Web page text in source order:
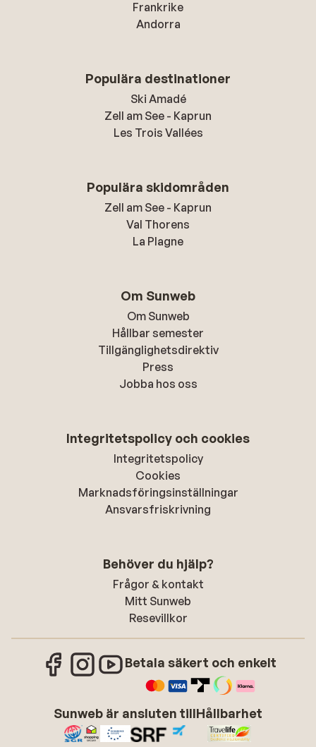
Frankrike
Andorra
Populära destinationer
Ski Amadé
Zell am See - Kaprun
Les Trois Vallées
Populära skidområden
Zell am See - Kaprun
Val Thorens
La Plagne
Om Sunweb
Om Sunweb
Hållbar semester
Tillgänglighetsdirektiv
Press
Jobba hos oss
Integritetspolicy och cookies
Integritetspolicy
Cookies
Marknadsföringsinställningar
Ansvarsfriskrivning
Behöver du hjälp?
Frågor & kontakt
Mitt Sunweb
Resevillkor
Betala säkert och enkelt
Sunweb är ansluten tillHållbarhet